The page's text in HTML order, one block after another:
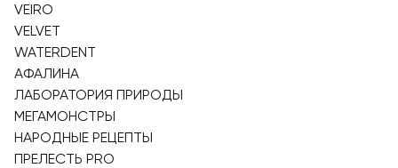
VEIRO
VELVET
WATERDENT
АФАЛИНА
ЛАБОРАТОРИЯ ПРИРОДЫ
МЕГАМОНСТРЫ
НАРОДНЫЕ РЕЦЕПТЫ
ПРЕЛЕСТЬ PRO